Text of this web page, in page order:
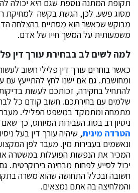
תקופת המתנה נוספת שגם היא יכולה
מסוג פשע. לכן, הגשת בקשה למחיקת
מבוקש שכאשר הוא מסתיים בהצלחה
משמעותית על המשך חייו של אדם.
למה לשים לב בבחירת עורך דין
כאשר בוחרים עורך דין פלילי חשוב
ומחושבת. גם אם ישנו לחץ להתייעץ עם
להתחיל בחקירה, זכותכם לעשות
שלמים עם בחירתכם. חשוב קודם כל
מתמחה ומתמקד במשפט הפלילי. מעבר
ניסיון רב בסוג העבירות המיוחס, כך
הטרדה מינית, שיהיה עורך דין בעל
ונאשמים בעבירות מין. מעבר לפן
המכיר את הנפשות הפועלות במשטרה
יכול לסייע לפחות מבחינה בירוקרטית.
חשובה ובכלל התחושה שהוא משרה
והמלחיצה בה אתם נמצאים.